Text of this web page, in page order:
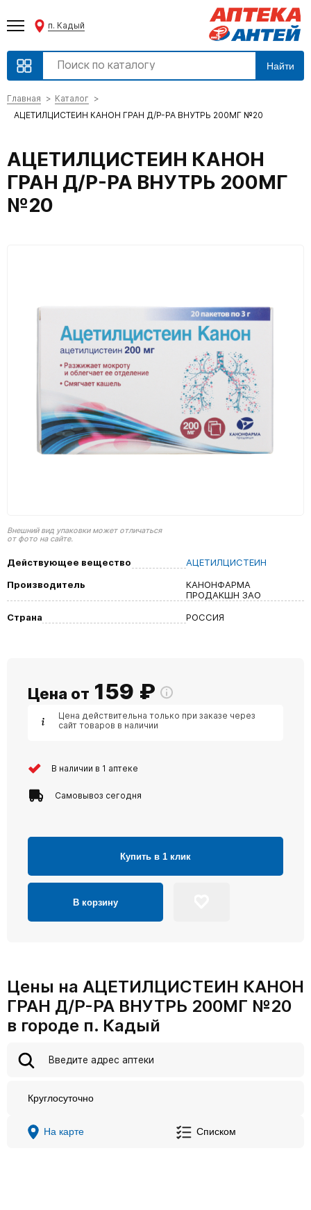
п. Кадый
Найти
Главная
Каталог
АЦЕТИЛЦИСТЕИН КАНОН ГРАН Д/Р-РА ВНУТРЬ 200МГ №20
АЦЕТИЛЦИСТЕИН КАНОН
ГРАН Д/Р-РА ВНУТРЬ 200МГ
№20
Внешний вид упаковки может отличаться
от фото на сайте.
Действующее вещество
АЦЕТИЛЦИСТЕИН
Производитель
КАНОНФАРМА
ПРОДАКШН ЗАО
Страна
РОССИЯ
Цена от 159 ₽
Цена действительна только при заказе через
сайт товаров в наличии
В наличии в 1 аптеке
Самовывоз сегодня
Купить в 1 клик
В корзину
Цены на АЦЕТИЛЦИСТЕИН КАНОН
ГРАН Д/Р-РА ВНУТРЬ 200МГ №20
в городе п. Кадый
Круглосуточно
На карте Списком